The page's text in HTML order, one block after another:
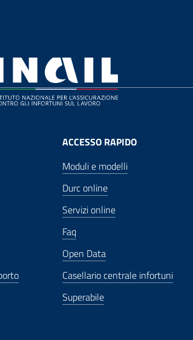
ACCESSO RAPIDO
Moduli e modelli
Durc online
Servizi online
Faq
Open Data
Casellario centrale infortuni
Superabile